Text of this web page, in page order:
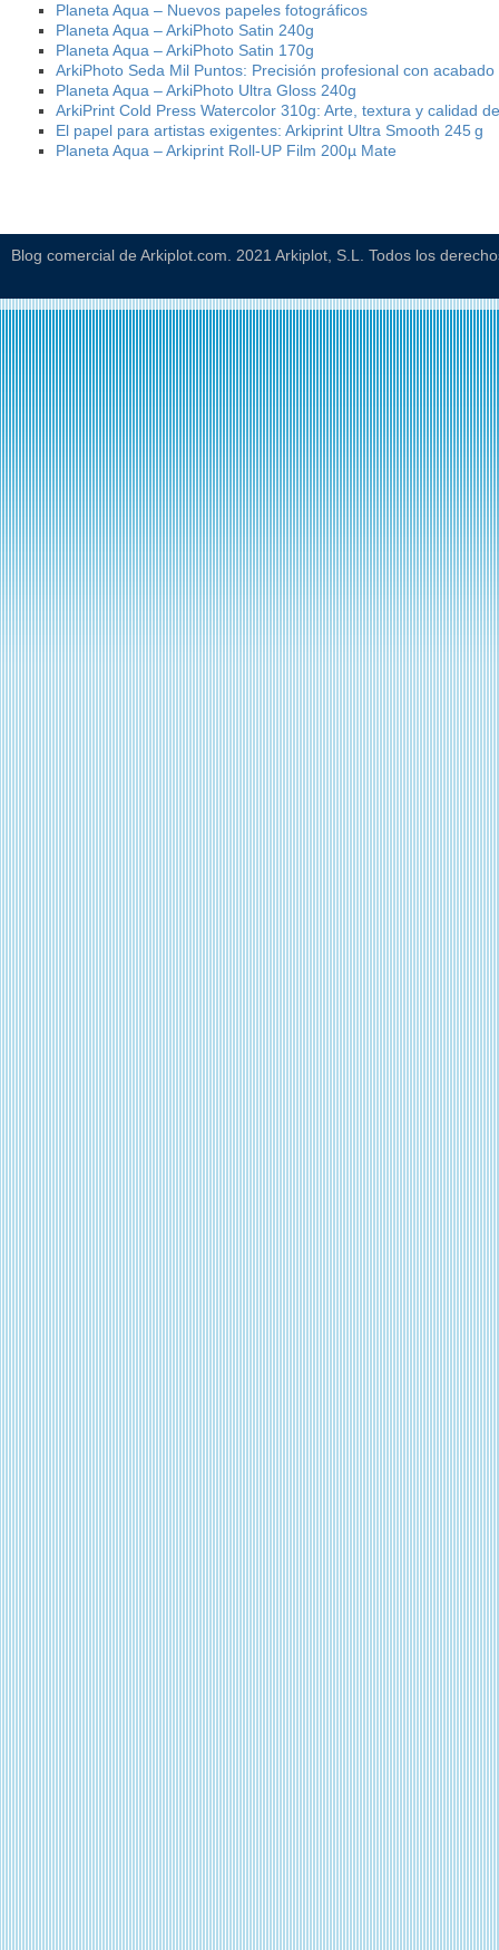
Planeta Aqua – Nuevos papeles fotográficos
Planeta Aqua – ArkiPhoto Satin 240g
Planeta Aqua – ArkiPhoto Satin 170g
ArkiPhoto Seda Mil Puntos: Precisión profesional con
Planeta Aqua – ArkiPhoto Ultra Gloss 240g
ArkiPrint Cold Press Watercolor 310g: Arte, textura y calidad
El papel para artistas exigentes: Arkiprint Ultra Smooth 245 g
Planeta Aqua – Arkiprint Roll-UP Film 200µ Mate
Blog comercial de Arkiplot.com. 2021 Arkiplot, S.L. Todos los